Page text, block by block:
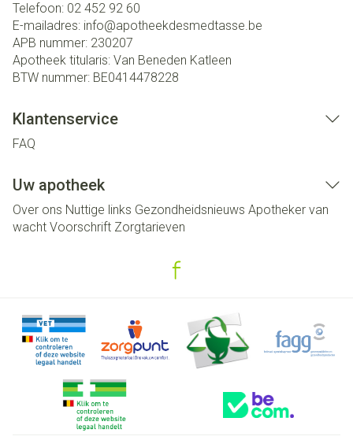
Telefoon: 02 452 92 60
E-mailadres: info@apotheekdesmedtasse.be
APB nummer: 230207
Apotheek titularis: Van Beneden Katleen
BTW nummer: BE0414478228
Klantenservice
FAQ
Uw apotheek
Over ons Nuttige links Gezondheidsnieuws Apotheker van
wacht Voorschrift Zorgtarieven